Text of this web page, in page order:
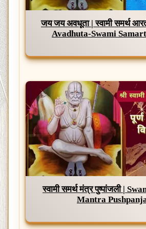
जय जय अवधूता | स्वामी समर्थ
Avadhuta-Swami
स्वामी समर्थ मंत्र पुष्पांजली |
Mantra